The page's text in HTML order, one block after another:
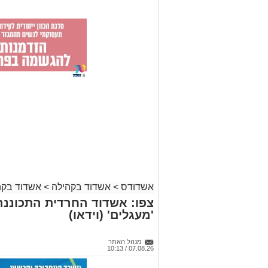
אשדודס > אשדוד בקהילה > אשדוד
צפו: אשדוד החרדית
'מעגלים' (וידאו)
מנהל האתר
07.08.26 / 10:13